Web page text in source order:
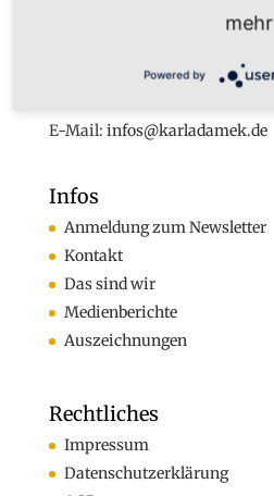
Tel. +49 (0)160-7877562
E-Mail: infos@karladamek.de
Infos
Anmeldung zum Newsletter
Kontakt
Das sind wir
Medienberichte
Auszeichnungen
Rechtliches
Impressum
Datenschutzerklärung
mehr
Powered by